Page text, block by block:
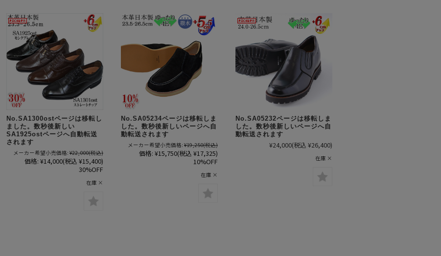
No.SA1300ostページは移転し
ました。数秒後新しい
SA1925ostページへ自動転送
されます
メーカー希望小売価格: ¥22,000(税込)
価格: ¥14,000(税込 ¥15,400)
30%OFF
在庫 ×
No.SA05234ページは移転しま
した。数秒後新しいページへ自
動転送されます
メーカー希望小売価格: ¥19,250(税込)
価格: ¥15,750(税込 ¥17,325)
10%OFF
在庫 ×
No.SA05232ページは移転しま
した。数秒後新しいページへ自
動転送されます
¥24,000(税込 ¥26,400)
在庫 ×